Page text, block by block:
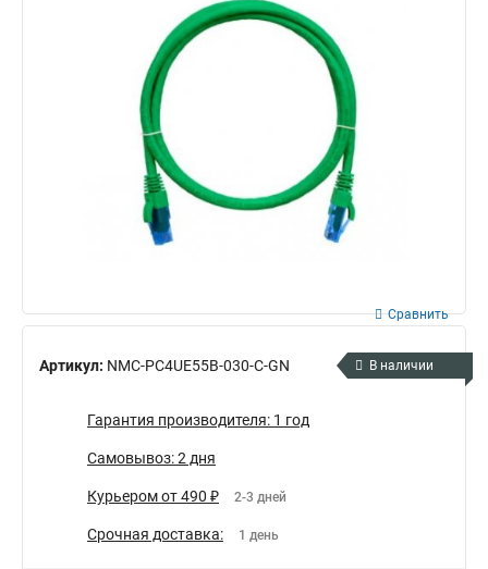
Артикул: NMC-PC4UE55B-030-C-GN
Сравнить
В наличии
Гарантия производителя: 1 год
Самовывоз: 2 дня
Курьером от 490 ₽ 2-3 дней
Срочная доставка: 1 день